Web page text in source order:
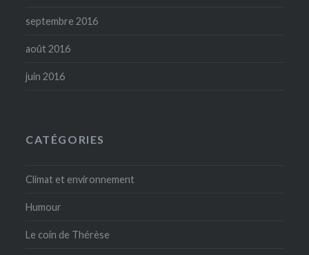
septembre 2016
août 2016
juin 2016
CATÉGORIES
Climat et environnement
Humour
Le coin de Thérèse